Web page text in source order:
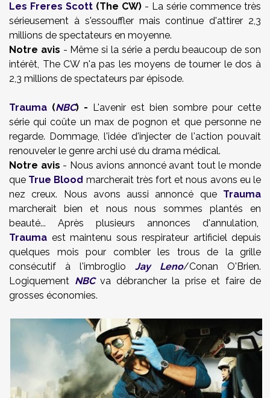
Les Freres Scott (The CW) - La série commence très
sérieusement à s'essouffler mais continue d'attirer 2,3
millions de spectateurs en moyenne.
Notre avis - Même si la série a perdu beaucoup de son
intérêt, The CW n'a pas les moyens de tourner le dos à
2,3 millions de spectateurs par épisode.
Trauma (NBC) - L'avenir est bien sombre pour cette
série qui coûte un max de pognon et que personne ne
regarde. Dommage, l'idée d'injecter de l'action pouvait
renouveler le genre archi usé du drama médical.
Notre avis - Nous avions annoncé avant tout le monde
que True Blood marcherait très fort et nous avons eu le
nez creux. Nous avons aussi annoncé que Trauma
marcherait bien et nous nous sommes plantés en
beauté... Après plusieurs annonces d'annulation,
Trauma est maintenu sous respirateur artificiel depuis
quelques mois pour combler les trous de la grille
consécutif à l'imbroglio Jay Leno/Conan O'Brien.
Logiquement NBCva débrancher la prise et faire de
grosses économies.